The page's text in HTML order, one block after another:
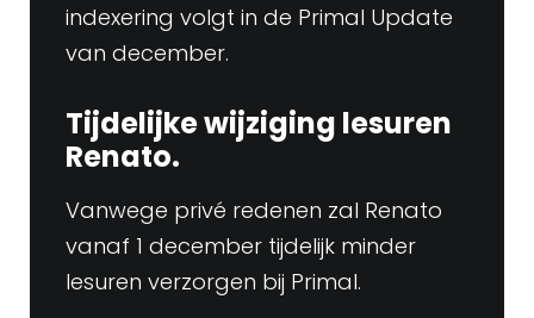
indexering volgt in de Primal Update
van december.
Tijdelijke wijziging lesuren
Renato.
Vanwege privé redenen zal Renato
vanaf 1 december tijdelijk minder
lesuren verzorgen bij Primal.